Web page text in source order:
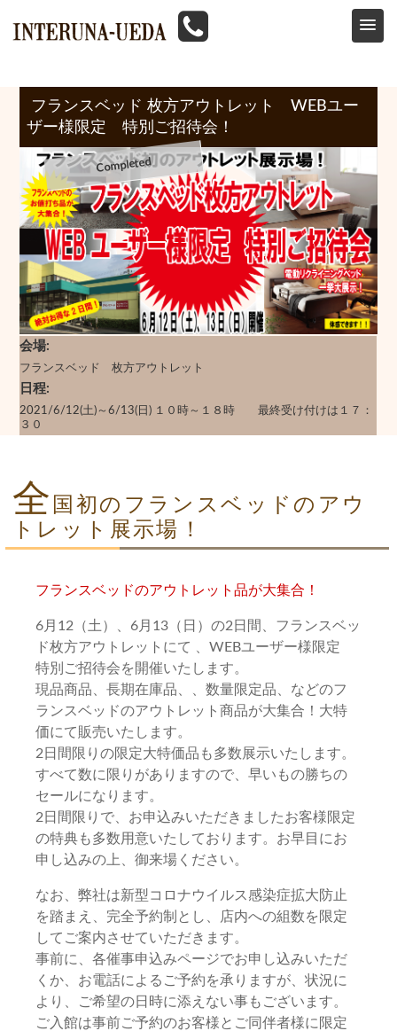
HOME >イベント情報 >フランスベッド
フランスベッド 枚方アウトレット WEBユーザー様限定 特別ご招待会！6/12
フランスベッド 枚方アウトレット WEBユー
ザー様限定 特別ご招待会！
会場
フランスベッド 枚方アウトレット
日程
2021/6/12(土)～6/13(日) １０時～１８時 最終受け付けは１７：
３０
全 国初のフランスベッドのアウ
トレット展示場！
フランスベッドのアウトレット品が大集合！
6月12（土）、6月13（日）の2日間、フランスベッ
ド枚方アウトレットにて 、WEBユーザー様限定
特別ご招待会を開催いたします。
現品商品、長期在庫品、、数量限定品、などのフ
ランスベッドのアウトレット商品が大集合！大特
価にて販売いたします。
2日間限りの限定大特価品も多数展示いたします。
すべて数に限りがありますので、早いもの勝ちの
セールになります。
2日間限りで、お申込みいただきましたお客様限定
の特典も多数用意いたしております。お早目にお
申し込みの上、御来場ください。
なお、弊社は新型コロナウイルス感染症拡大防止
を踏まえ、完全予約制とし、店内への組数を限定
してご案内させていただきます。
事前に、各催事申込みページでお申し込みいただ
くか、お電話によるご予約を承りますが、状況に
より、ご希望の日時に添えない事もございます。
ご入館は事前ご予約のお客様とご同伴者様に限定